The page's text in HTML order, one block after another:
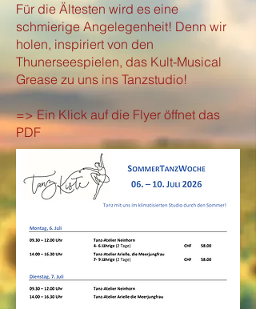
Für die Ältesten wird es eine
schmierige Angelegenheit! Denn wir
holen, inspiriert von den
Thunerseespielen, das Kult-Musical
Grease zu uns ins Tanzstudio!
=> Ein Klick auf die Flyer öffnet das
PDF